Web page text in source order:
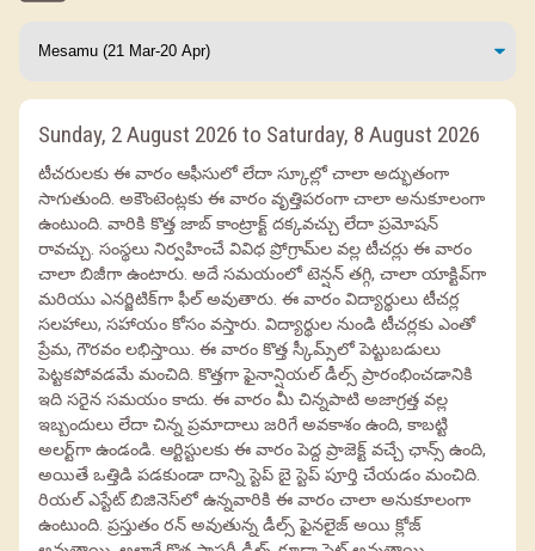
Sunday, 2 August 2026 to Saturday, 8 August 2026
టీచరులకు ఈ వారం ఆఫీసులో లేదా స్కూల్లో చాలా అద్భుతంగా
సాగుతుంది. అకౌంటెంట్లకు ఈ వారం వృత్తిపరంగా చాలా అనుకూలంగా
ఉంటుంది. వారికి కొత్త జాబ్ కాంట్రాక్ట్ దక్కవచ్చు లేదా ప్రమోషన్
రావచ్చు. సంస్థలు నిర్వహించే వివిధ ప్రోగ్రామ్‌ల వల్ల టీచర్లు ఈ వారం
చాలా బిజీగా ఉంటారు. అదే సమయంలో టెన్షన్ తగ్గి, చాలా యాక్టివ్‌గా
మరియు ఎనర్జిటిక్‌గా ఫీల్ అవుతారు. ఈ వారం విద్యార్థులు టీచర్ల
సలహాలు, సహాయం కోసం వస్తారు. విద్యార్థుల నుండి టీచర్లకు ఎంతో
ప్రేమ, గౌరవం లభిస్తాయి. ఈ వారం కొత్త స్కీమ్స్‌లో పెట్టుబడులు
పెట్టకపోవడమే మంచిది. కొత్తగా ఫైనాన్షియల్ డీల్స్ ప్రారంభించడానికి
ఇది సరైన సమయం కాదు. ఈ వారం మీ చిన్నపాటి అజాగ్రత్త వల్ల
ఇబ్బందులు లేదా చిన్న ప్రమాదాలు జరిగే అవకాశం ఉంది, కాబట్టి
అలర్ట్‌గా ఉండండి. ఆర్టిస్టులకు ఈ వారం పెద్ద ప్రాజెక్ట్ వచ్చే ఛాన్స్ ఉంది,
అయితే ఒత్తిడి పడకుండా దాన్ని స్టెప్ బై స్టెప్ పూర్తి చేయడం మంచిది.
రియల్ ఎస్టేట్ బిజినెస్‌లో ఉన్నవారికి ఈ వారం చాలా అనుకూలంగా
ఉంటుంది. ప్రస్తుతం రన్ అవుతున్న డీల్స్ ఫైనలైజ్ అయి క్లోజ్